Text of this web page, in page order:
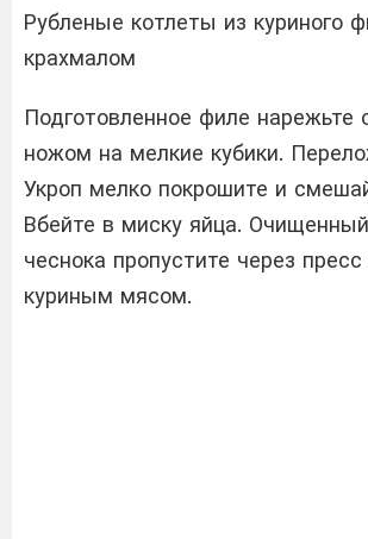
Рубленые котлеты из куриного
крахмалом
Подготовленное филе нарежьте
ножом на мелкие кубики.
Укроп мелко покрошите и
Вбейте в миску яйца.
чеснока пропустите через
куриным мясом.